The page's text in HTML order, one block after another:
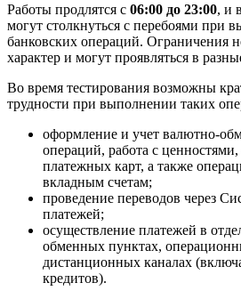
Работы продлятся с 06:00 до 23:00, и
могут столкнуться с перебоями при
банковских операций. Ограничения
характер и могут проявляться в
Во время тестирования возможны
трудности при выполнении таких
оформление и учет валютно-
операций, работа с
платежных карт, а также
вкладным счетам;
проведение переводов через
платежей;
осуществление платежей в
обменных пунктах,
дистанционных каналах
кредитов).